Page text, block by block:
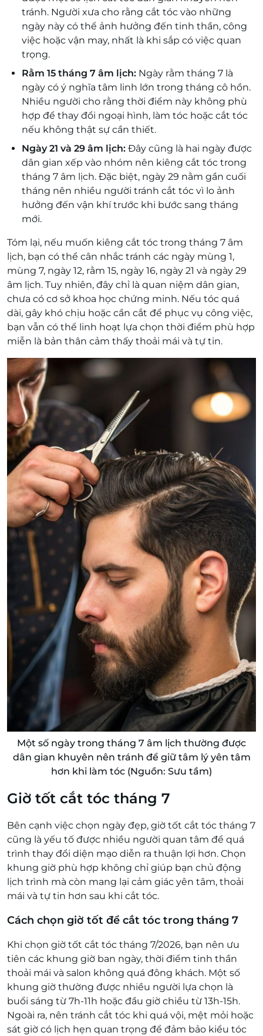
tránh. Người xưa cho rằng cắt tóc vào những
ngày này có thể ảnh hưởng đến tinh thần, công
việc hoặc vận may, nhất là khi sắp có việc quan
trọng.
Rằm 15 tháng 7 âm lịch: Ngày rằm tháng 7 là
ngày có ý nghĩa tâm linh lớn trong tháng cô hồn.
Nhiều người cho rằng thời điểm này không phù
hợp để thay đổi ngoại hình, làm tóc hoặc cắt tóc
nếu không thật sự cần thiết.
Ngày 21 và 29 âm lịch: Đây cũng là hai ngày được
dân gian xếp vào nhóm nên kiêng cắt tóc trong
tháng 7 âm lịch. Đặc biệt, ngày 29 nằm gần cuối
tháng nên nhiều người tránh cắt tóc vì lo ảnh
hưởng đến vận khí trước khi bước sang tháng
mới.
Tóm lại, nếu muốn kiêng cắt tóc trong tháng 7 âm
lịch, bạn có thể cân nhắc tránh các ngày mùng 1,
mùng 7, ngày 12, rằm 15, ngày 16, ngày 21 và ngày 29
âm lịch. Tuy nhiên, đây chỉ là quan niệm dân gian,
chưa có cơ sở khoa học chứng minh. Nếu tóc quá
dài, gây khó chịu hoặc cần cắt để phục vụ công việc,
bạn vẫn có thể linh hoạt lựa chọn thời điểm phù hợp
miễn là bản thân cảm thấy thoải mái và tự tin.
Một số ngày trong tháng 7 âm lịch thường được
dân gian khuyên nên tránh để giữ tâm lý yên tâm
hơn khi làm tóc (Nguồn: Sưu tầm)
Giờ tốt cắt tóc tháng 7
Bên cạnh việc chọn ngày đẹp, giờ tốt cắt tóc tháng 7
cũng là yếu tố được nhiều người quan tâm để quá
trình thay đổi diện mạo diễn ra thuận lợi hơn. Chọn
khung giờ phù hợp không chỉ giúp bạn chủ động
lịch trình mà còn mang lại cảm giác yên tâm, thoải
mái và tự tin hơn sau khi cắt tóc.
Cách chọn giờ tốt để cắt tóc trong tháng 7
Khi chọn giờ tốt cắt tóc tháng 7/2026, bạn nên ưu
tiên các khung giờ ban ngày, thời điểm tinh thần
thoải mái và salon không quá đông khách. Một số
khung giờ thường được nhiều người lựa chọn là
buổi sáng từ 7h-11h hoặc đầu giờ chiều từ 13h-15h.
Ngoài ra, nên tránh cắt tóc khi quá vội, mệt mỏi hoặc
sát giờ có lịch hẹn quan trọng để đảm bảo kiểu tóc